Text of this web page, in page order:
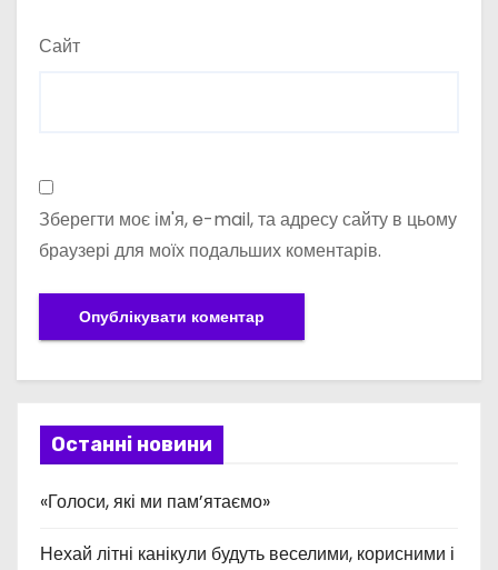
Сайт
Зберегти моє ім'я, e-mail, та адресу сайту в цьому
браузері для моїх подальших коментарів.
Останні новини
«Голоси, які ми пам’ятаємо»
Нехай літні канікули будуть веселими, корисними і